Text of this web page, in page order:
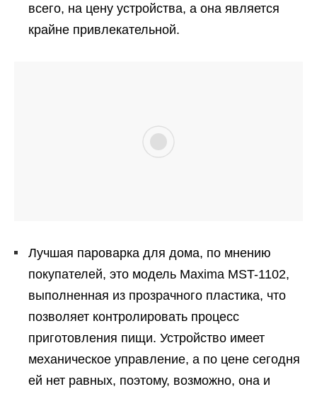
всего, на цену устройства, а она является
крайне привлекательной.
Лучшая пароварка для дома, по мнению
покупателей, это модель Maxima MST-1102,
выполненная из прозрачного пластика, что
позволяет контролировать процесс
приготовления пищи. Устройство имеет
механическое управление, а по цене сегодня
ей нет равных, поэтому, возможно, она и